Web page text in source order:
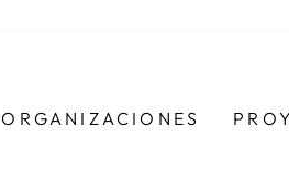
ORGANIZACIONES